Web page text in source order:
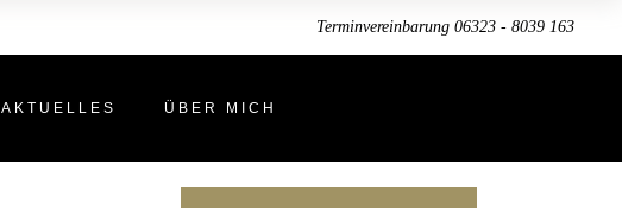
Terminvereinbarung 06323 - 8039 163
AKTUELLES ÜBER MICH